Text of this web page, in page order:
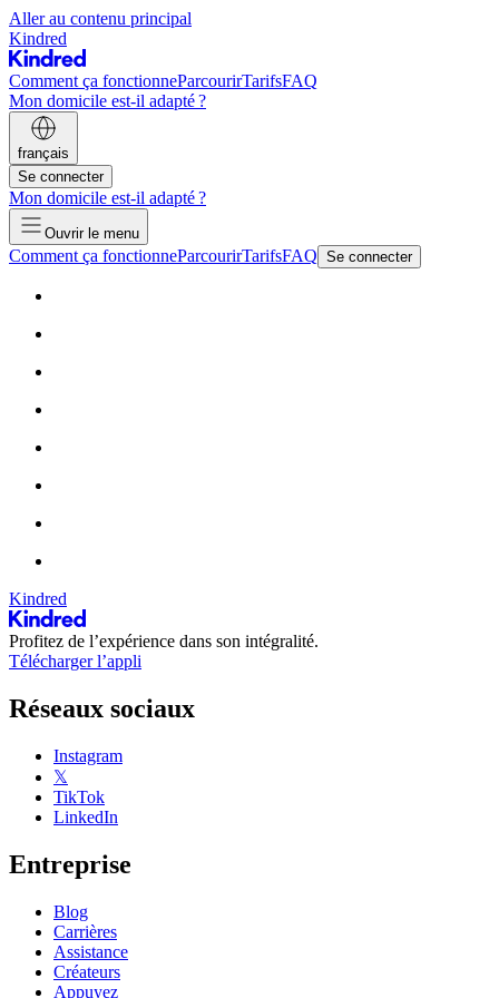
Aller au contenu principal
Kindred
Comment ça fonctionneParcourirTarifsFAQ
Mon domicile est-il adapté ?
français
Se connecter
Mon domicile est-il adapté ?
Ouvrir le menu
Comment ça fonctionneParcourirTarifsFAQ Se connecter
Kindred
Profitez de l’expérience dans son intégralité.
Télécharger l’appli
Réseaux sociaux
Instagram
𝕏
TikTok
LinkedIn
Entreprise
Blog
Carrières
Assistance
Créateurs
Appuyez